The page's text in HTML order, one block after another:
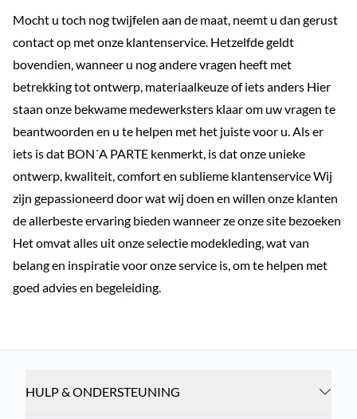
Mocht u toch nog twijfelen aan de maat, neemt u dan gerust
contact op met onze klantenservice. Hetzelfde geldt
bovendien, wanneer u nog andere vragen heeft met
betrekking tot ontwerp, materiaalkeuze of iets anders Hier
staan onze bekwame medewerksters klaar om uw vragen te
beantwoorden en u te helpen met het juiste voor u. Als er
iets is dat BON´A PARTE kenmerkt, is dat onze unieke
ontwerp, kwaliteit, comfort en sublieme klantenservice Wij
zijn gepassioneerd door wat wij doen en willen onze klanten
de allerbeste ervaring bieden wanneer ze onze site bezoeken
Het omvat alles uit onze selectie modekleding, wat van
belang en inspiratie voor onze service is, om te helpen met
goed advies en begeleiding.
HULP & ONDERSTEUNING